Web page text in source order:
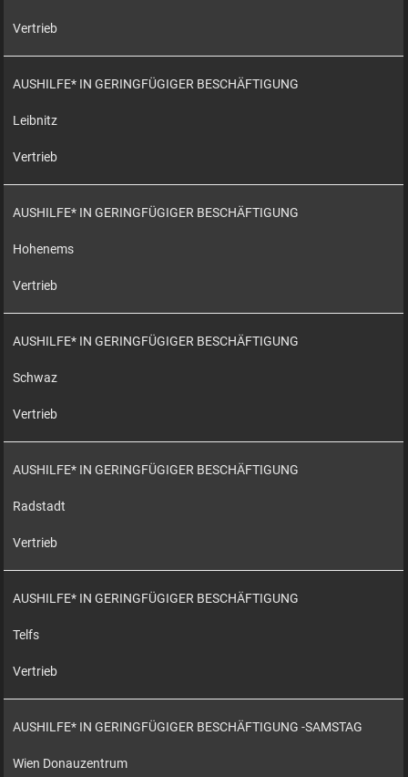
Vertrieb
AUSHILFE* IN GERINGFÜGIGER BESCHÄFTIGUNG
Leibnitz
Vertrieb
AUSHILFE* IN GERINGFÜGIGER BESCHÄFTIGUNG
Hohenems
Vertrieb
AUSHILFE* IN GERINGFÜGIGER BESCHÄFTIGUNG
Schwaz
Vertrieb
AUSHILFE* IN GERINGFÜGIGER BESCHÄFTIGUNG
Radstadt
Vertrieb
AUSHILFE* IN GERINGFÜGIGER BESCHÄFTIGUNG
Telfs
Vertrieb
AUSHILFE* IN GERINGFÜGIGER BESCHÄFTIGUNG -SAMSTAG
Wien Donauzentrum